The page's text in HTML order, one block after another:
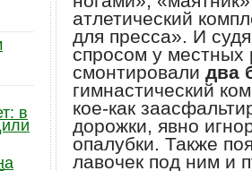
атлетический
для пресса». И
спросом у местных
смонтировали два
гимнастический
кое-как
дорожки, явно
опалубки. Также
лавочек под ним и
в